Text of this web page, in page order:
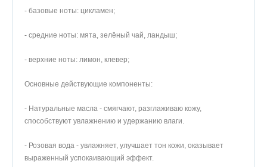
- базовые ноты: цикламен;
- средние ноты: мята, зелёный чай, ландыш;
- верхние ноты: лимон, клевер;
Основные действующие компоненты:
- Натуральные масла - смягчают, разглаживаю кожу,
способствуют увлажнению и удержанию влаги.
- Розовая вода - увлажняет, улучшает тон кожи, оказывает
выраженный успокаивающий эффект.